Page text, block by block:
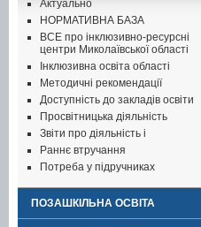
Актуально
НОРМАТИВНА БАЗА
ВСЕ про інклюзивно-ресурсні
центри Миколаївської області
Інклюзивна освіта області
Методичні рекомендації
Доступність до закладів освіти
Просвітницька діяльність
Звіти про діяльність і
Раннє втручання
Потреба у підручниках
ПОЗАШКІЛЬНА ОСВІТА